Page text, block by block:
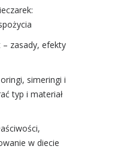
zasady, efekty
simeringi i
typ i materiał
w diecie